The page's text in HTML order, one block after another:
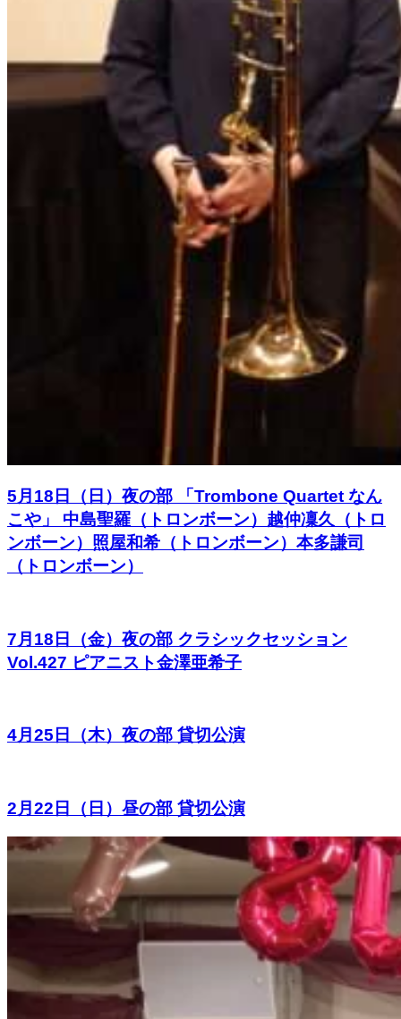
5月18日（日）夜の部 「Trombone Quartet なん
こや」 中島聖羅（トロンボーン）越仲凜久（トロ
ンボーン）照屋和希（トロンボーン）本多謙司
（トロンボーン）
7月18日（金）夜の部 クラシックセッション
Vol.427 ピアニスト金澤亜希子
4月25日（木）夜の部 貸切公演
2月22日（日）昼の部 貸切公演